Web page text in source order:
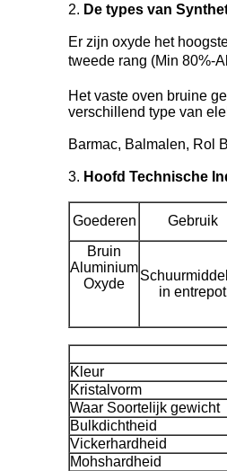
2. De types van
Er zijn oxyde het
tweede rang (Min 80%-Al
Het vaste oven bruine
verschillend type van
Barmac, Balmalen, Rol
3. Hoofd Technische
Goederen Gebruik
Bruin
Aluminium
Oxyde
in entrepot
Kleur
Kristalvorm
Waar Soortelijk gewicht
Bulkdichtheid
Vickerhardheid
Mohshardheid